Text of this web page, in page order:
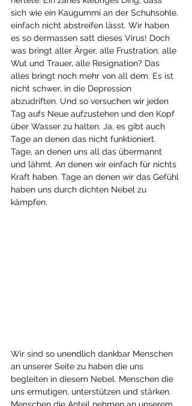
sich wie ein Kaugummi an der Schuhsohle,
einfach nicht abstreifen lässt. Wir haben
es so dermassen satt dieses Virus! Doch
was bringt aller Ärger, alle Frustration, alle
Wut und Trauer, alle Resignation? Das
alles bringt noch mehr von all dem. Es ist
nicht schwer, in die Depression
abzudriften. Und so versuchen wir jeden
Tag aufs Neue aufzustehen und den Kopf
über Wasser zu halten. Ja, es gibt auch
Tage an denen das nicht funktioniert.
Tage, an denen uns all das übermannt
und lähmt. An denen wir einfach für nichts
Kraft haben. Tage an denen wir das Gefühl
haben uns durch dichten Nebel zu
kämpfen.
Wir sind so unendlich dankbar Menschen
an unserer Seite zu haben die uns
begleiten in diesem Nebel. Menschen die
uns ermutigen, unterstützen und stärken.